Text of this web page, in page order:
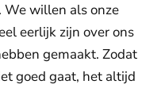
We willen als onze
eerlijk zijn over ons
gemaakt. Zodat
goed gaat, het altijd